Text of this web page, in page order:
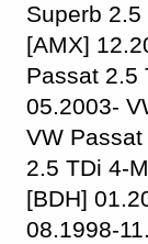
Superb
[AMX]
Passat 2.5
05.2003-
VW
2.5 TDi 4-
[BDH]
08.1998-